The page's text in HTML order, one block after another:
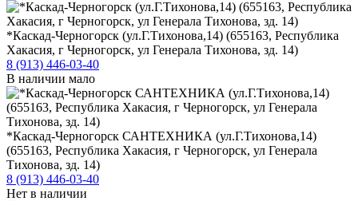
*Каскад-Черногорск (ул.Г.Тихонова,14) (655163, Республика
Хакасия, г Черногорск, ул Генерала Тихонова, зд. 14)
8 (913) 446-03-40
В наличии мало
*Каскад-Черногорск САНТЕХНИКА (ул.Г.Тихонова,14)
(655163, Республика Хакасия, г Черногорск, ул Генерала
Тихонова, зд. 14)
8 (913) 446-03-40
Нет в наличии